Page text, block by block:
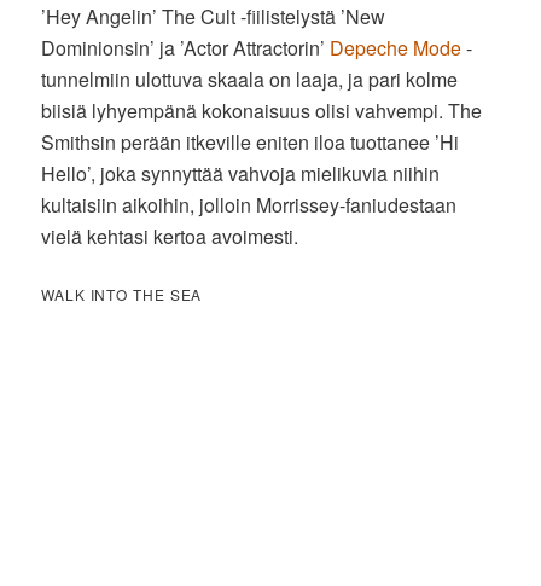
’Hey Angelin’ The Cult -fiilistelystä ’New
Dominionsin’ ja ’Actor Attractorin’ Depeche Mode-
tunnelmiin ulottuva skaala on laaja, ja pari kolme
biisiä lyhyempänä kokonaisuus olisi vahvempi. The
Smithsin perään itkeville eniten iloa tuottanee ’Hi
Hello’, joka synnyttää vahvoja mielikuvia niihin
kultaisiin aikoihin, jolloin Morrissey-faniudestaan
vielä kehtasi kertoa avoimesti.
WALK INTO THE SEA